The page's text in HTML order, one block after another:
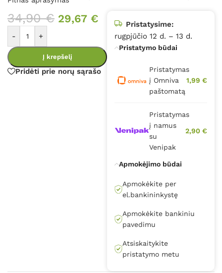
34,90€ 29,67 €
- +
Į krepšelį
Pridėti prie norų sąrašo
Pristatysime:
rugpjūčio 12 d. – 13 d.
Pristatymo būdai
Pristatymas
į Omniva
paštomatą
1,99 €
Pristatymas
į namus
su
Venipak
2,90 €
Apmokėjimo būdai
Apmokėkite per
el.bankininkystę
Apmokėkite bankiniu
pavedimu
Atsiskaitykite
pristatymo metu